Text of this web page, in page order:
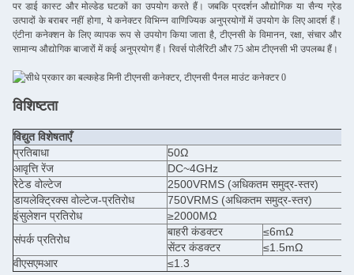
पर डाई कास्ट और मोल्डेड घटकों का उपयोग करते हैं। जबकि प्रदर्शन औद्योगिक या सैन्य ग्रेड
उत्पादों के बराबर नहीं होगा, ये कनेक्टर विभिन्न वाणिज्यिक अनुप्रयोगों में उपयोग के लिए आदर्श हैं।
एंटीना कनेक्शन के लिए व्यापक रूप से उपयोग किया जाता है, टीएनसी के विमानन, रक्षा, संचार और
सामान्य औद्योगिक बाजारों में कई अनुप्रयोग हैं। रिवर्स पोलैरिटी और 75 ओम टीएनसी भी उपलब्ध हैं।
विशिष्टता
विद्युत विशेषताएँ
प्रतिबाधा
50Ω
आवृत्ति रेंज
DC~4GHz
रेटेड वोल्टेज
2500VRMS (अधिकतम समुद्र-स्तर)
डायलेक्ट्रिक्स वोल्टेज-प्रतिरोध
750VRMS (अधिकतम समुद्र-स्तर)
इंसुलेशन प्रतिरोध
≥2000MΩ
संपर्क प्रतिरोध
बाहरी कंडक्टर
≤6mΩ
सेंटर कंडक्टर
≤1.5mΩ
वीएसएमआर
≤1.3